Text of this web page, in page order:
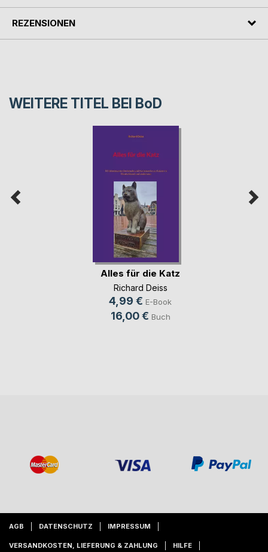
REZENSIONEN
WEITERE TITEL BEI BoD
Alles für die Katz
Richard Deiss
4,99 € E-Book
16,00 € Buch
AGB DATENSCHUTZ IMPRESSUM
VERSANDKOSTEN, LIEFERUNG & ZAHLUNG HILFE